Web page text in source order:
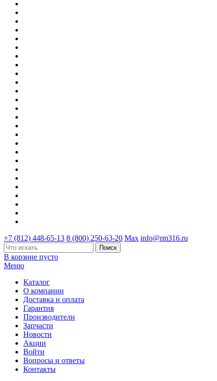
+7 (812) 448-65-13 8 (800) 250-63-20 Max info@rm316.ru
В корзине пусто
Меню
Каталог
О компании
Доставка и оплата
Гарантия
Производители
Запчасти
Новости
Акции
Войти
Вопросы и ответы
Контакты